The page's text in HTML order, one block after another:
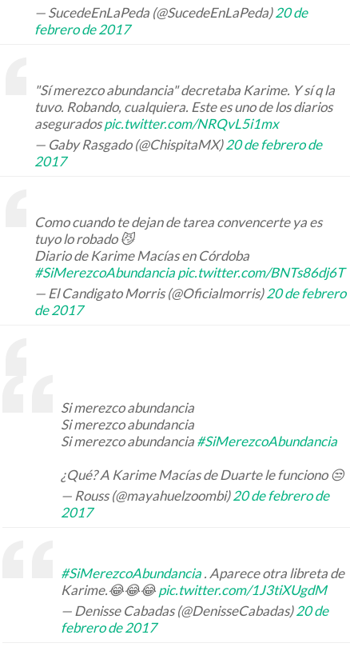
— SucedeEnLaPeda (@SucedeEnLaPeda)20 de
febrero de 2017
"Sí merezco abundancia" decretaba Karime. Y sí q la
tuvo. Robando, cualquiera. Este es uno de los diarios
aseguradospic.twitter.com/NRQvL5i1mx
— Gaby Rasgado (@ChispitaMX)20 de febrero de
2017
Como cuando te dejan de tarea convencerte ya es
tuyo lo robado 😼
Diario de Karime Macías en Córdoba
#SiMerezcoAbundancia pic.twitter.com/BNTs86dj6T
— El Candigato Morris (@Oficialmorris)20 de febrero
de 2017
Si merezco abundancia
Si merezco abundancia
Si merezco abundancia #SiMerezcoAbundancia
¿Qué? A Karime Macías de Duarte le funciono 😒
— Rouss (@mayahuelzoombi)20 de febrero de
2017
#SiMerezcoAbundancia . Aparece otra libreta de
Karime.😂😂😂 pic.twitter.com/1J3tiXUgdM
— Denisse Cabadas (@DenisseCabadas)20 de
febrero de 2017